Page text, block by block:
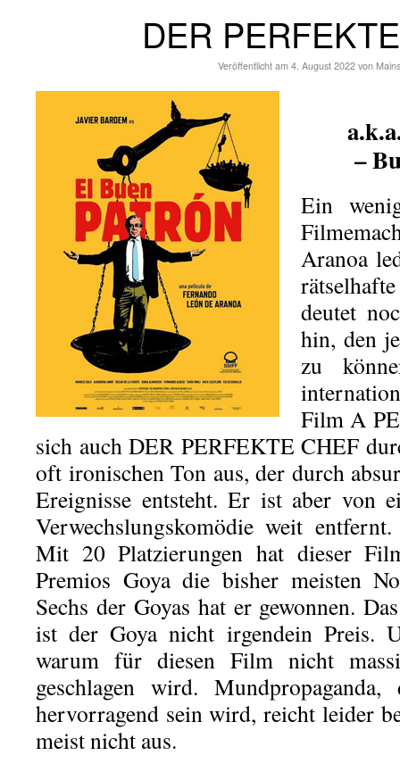
DER
Veröffentlicht am 4. August 2022 von
–
Ein
Aranoa
deutet
hin, den
zu
Film A
sich auch DER PERFEKTE CHEF
oft ironischen Ton aus, der durch
Ereignisse entsteht. Er ist aber von
Verwechslungskomödie weit
Mit 20 Platzierungen hat dieser
Premios Goya die bisher meisten
Sechs der Goyas hat er gewonnen.
ist der Goya nicht irgendein Preis.
warum für diesen Film nicht
geschlagen wird.
hervorragend sein wird, reicht leider
meist nicht aus.